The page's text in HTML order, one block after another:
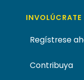
INVOLÚCRATE
Regístrese
Contribuya